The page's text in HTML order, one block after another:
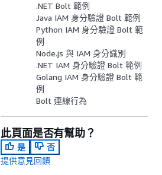
.NET Bolt 範例
Java IAM 身分驗證 Bolt 範例
Python IAM 身分驗證 Bolt 範
例
Node.js 與 IAM 身分識別
.NET IAM 身分驗證 Bolt 範例
Golang IAM 身分驗證 Bolt 範
例
Bolt 連線行為
此頁面是否有幫助？
是
否
提供意見回饋